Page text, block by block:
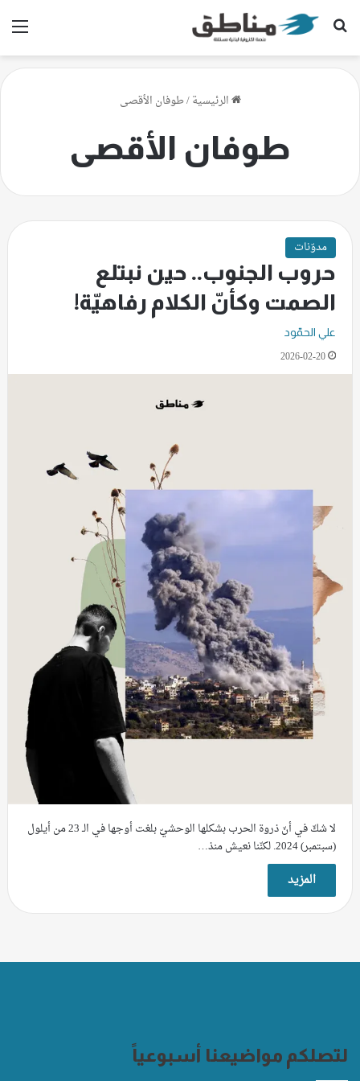
بحث عن
الرئيسية/طوفان الأقصى
طوفان الأقصى
مدوّنات
حروب الجنوب.. حين نبتلع
الصمت وكأنّ الكلام رفاهيّة!
علي الحمّود
2026-02-20
لا شكّ في أنّ ذروة الحرب بشكلها الوحشيّ بلغت أوجها في الـ 23 من أيلول
(سبتمبر) 2024. لكنّنا نعيش منذ…
المزيد
لتصلكم مواضيعنا أسبوعياً